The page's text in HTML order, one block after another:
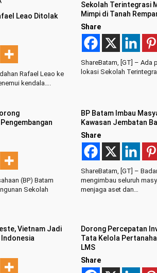
Leao Ditolak
Rafael Leao ke
kendala….
Sekolah Terintegrasi
Mimpi di Tanah
Share
ShareBatam, [GT] – Ada
lokasi Sekolah
(BP) Batam
Sekolah
BP Batam Imbau
Kawasan Jembatan
Share
ShareBatam, [GT] –
mengimbau seluruh
menjaga aset dan…
Vietnam Jadi
Dorong Percepatan
Tata Kelola
LMS
Share